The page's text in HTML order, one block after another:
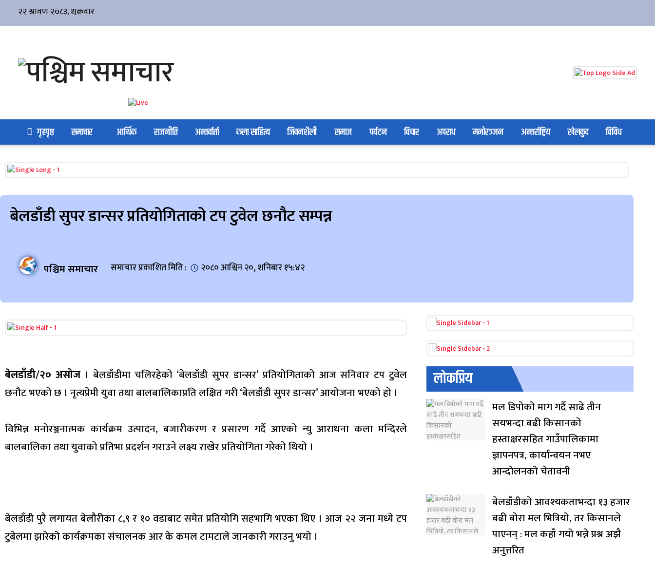
गृहपृष्ठ समाचार आर्थिक राजनीति अन्तर्वार्ता कला साहित्य जिवनशैली समाज पर्यटन विचार अपराध मनोरञ्जन अन्तर्राष्ट्रिय खेलकुद विविध
बेलडाँडी सुपर डान्सर प्रतियोगिताको टप टुवेल छनौट सम्पन्न
पश्चिम समाचार समाचार प्रकाशित मिति : २०८० आश्विन २०, शनिबार १५:४२
बेलडाँडी/२० असोज। बेलडाँडीमा चलिरहेको ‘बेलडाँडी सुपर डान्सर’ प्रतियोगिताको आज सनिवार टप टुवेल
छनौट भएको छ । नृत्यप्रेमी युवा तथा बालबालिकाप्रति लक्षित गरी ‘बेलडाँडी सुपर डान्सर’ आयोजना भएको हो ।
विभिन्न मनोरञ्जनात्मक कार्यक्रम उत्पादन, बजारीकरण र प्रसारण गर्दै आएको न्यु आराधना कला मन्दिरले
बालबालिका तथा युवाको प्रतिभा प्रदर्शन गराउने लक्ष्य राखेर प्रतियोगिता गरेको थियो ।
बेलडाँडी पुरै लगायत बेलौरीका ८,९ र १० वडाबाट समेत प्रतियोगि सहभागि भएका थिए । आज २२ जना मध्ये टप
टुबेलमा झारेको कार्यक्रमका संचालनक आर के कमल टामटाले जानकारी गराउनु भयो ।
लोकप्रिय
मल डिपोको माग गर्दै साढे तीन
सयभन्दा बढी किसानको
हस्ताक्षरसहित गाउँपालिकामा
ज्ञापनपत्र, कार्यान्वयन नभए
आन्दोलनको चेतावनी
बेलडाँडीको आवश्यकताभन्दा १३ हजार
बढी बोरा मल भित्रियो, तर किसानले
पाएनन् : मल कहाँ गयो भन्ने प्रश्न अझै
अनुत्तरित